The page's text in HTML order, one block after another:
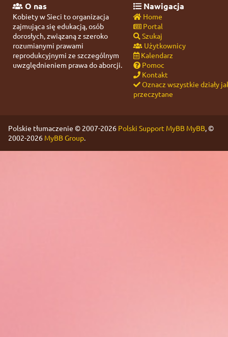
O nas
Kobiety w Sieci to organizacja
zajmująca się edukacją, osób
dorosłych, związaną z szeroko
rozumianymi prawami
reprodukcyjnymi ze szczególnym
uwzględnieniem prawa do aborcji.
Nawigacja
Home
Portal
Szukaj
Użytkownicy
Kalendarz
Pomoc
Kontakt
Oznacz wszystkie działy
przeczytane
Polskie tłumaczenie © 2007-2026 Polski Support MyBB MyBB, ©
2002-2026 MyBB Group.